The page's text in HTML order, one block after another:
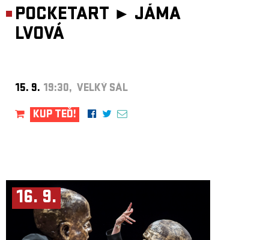
POCKETART ► JÁMA
LVOVÁ
15. 9. 19:30, VELKÝ SÁL
KUP TEĎ!
16. 9.